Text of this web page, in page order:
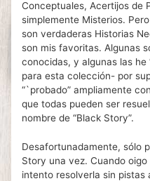
Conceptuales, Acertijos de
simplemente Misterios.
son verdaderas Historias
son mis favoritas. Algunas
conocidas, y algunas las he
para esta colección- por
“`probado” ampliamente
que todas pueden ser
nombre de “Black Story”.
Desafortunadamente, sólo
Story una vez. Cuando
intento resolverla sin pistas